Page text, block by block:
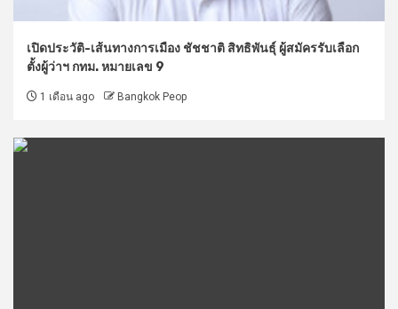
เปิดประวัติ-เส้นทางการเมือง ชัชชาติ สิทธิพันธุ์ ผู้สมัครรับเลือก
ตั้งผู้ว่าฯ กทม. หมายเลข 9
1 เดือน ago Bangkok Peop